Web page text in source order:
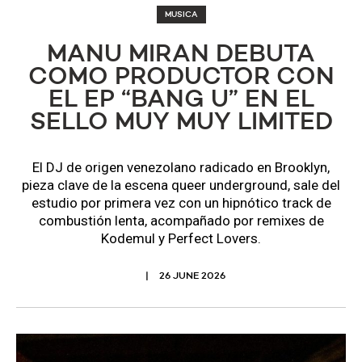
MUSICA
MANU MIRAN DEBUTA
COMO PRODUCTOR CON
EL EP “BANG U” EN EL
SELLO MUY MUY LIMITED
El DJ de origen venezolano radicado en Brooklyn,
pieza clave de la escena queer underground, sale del
estudio por primera vez con un hipnótico track de
combustión lenta, acompañado por remixes de
Kodemul y Perfect Lovers.
26 JUNE 2026